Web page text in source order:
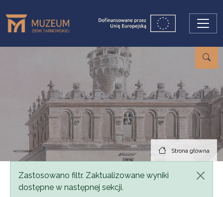
Strona główna
Komunikat
Zastosowano filtr. Zaktualizowane wyniki
dostępne w następnej sekcji.